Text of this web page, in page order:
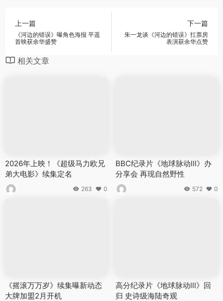
上一篇
《河边的错误》曝角色海报 平遥
首映获余华盛赞
下一篇
朱一龙谈《河边的错误》扛票房
表演获余华点赞
相关文章
2026年上映！《超级马力欧兄
弟大电影》续集定名
263 0
BBC纪录片《地球脉动III》办
分享会 再现自然野性
572 0
《摇滚万万岁》续集曝新动态
大牌加盟2月开机
高分纪录片《地球脉动III》回
归 史诗级海陆奇观